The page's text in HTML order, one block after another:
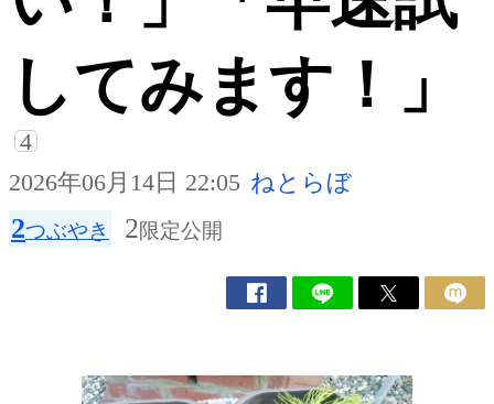
してみます！」
4
2026年06月14日 22:05 ねとらぼ
2つぶやき 2限定公開